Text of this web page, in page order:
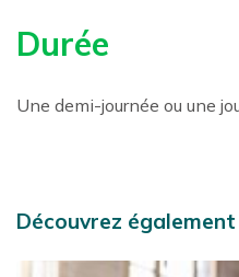
Durée
Une demi-journée ou une
Découvrez également